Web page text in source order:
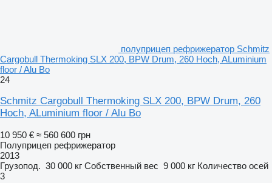
полуприцеп рефрижератор Schmitz
Cargobull Thermoking SLX 200, BPW Drum, 260 Hoch, ALuminium
floor / Alu Bo
24
Schmitz Cargobull Thermoking SLX 200, BPW Drum, 260
Hoch, ALuminium floor / Alu Bo
10 950 € ≈ 560 600 грн
Полуприцеп рефрижератор
2013
Грузопод. 30 000 кг Собственный вес 9 000 кг Количество осей
3